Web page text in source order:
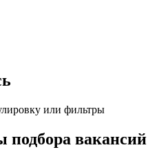
или фильтры
вакансий